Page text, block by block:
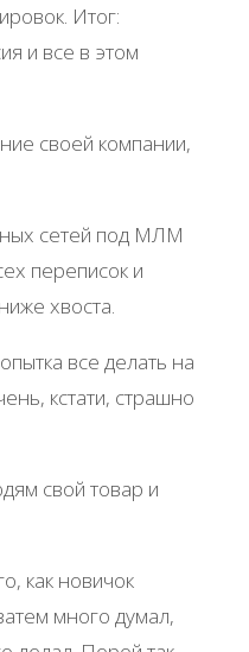
Итог:
и все в этом
своей компании,
сетей под МЛМ
переписок и
хвоста.
все делать на
кстати, страшно
свой товар и
как новичок
много думал,